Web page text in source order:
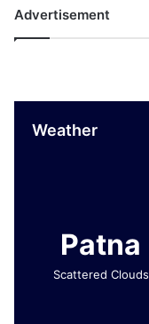
Advertisement
Weather
Patna
Scattered Clouds